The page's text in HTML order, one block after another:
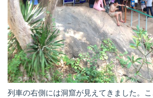
列車の右側には洞窟が見えてきました。